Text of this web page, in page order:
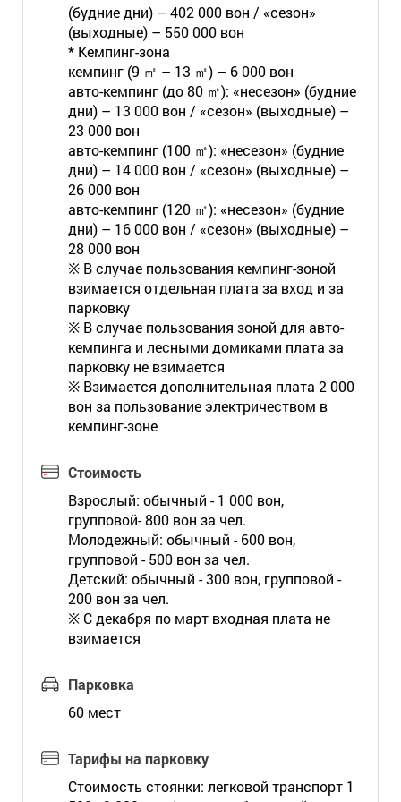
(будние дни) – 402 000 вон / «сезон»
(выходные) – 550 000 вон
* Кемпинг-зона
кемпинг (9 ㎡ – 13 ㎡) – 6 000 вон
авто-кемпинг (до 80 ㎡): «несезон» (будние
дни) – 13 000 вон / «сезон» (выходные) –
23 000 вон
авто-кемпинг (100 ㎡): «несезон» (будние
дни) – 14 000 вон / «сезон» (выходные) –
26 000 вон
авто-кемпинг (120 ㎡): «несезон» (будние
дни) – 16 000 вон / «сезон» (выходные) –
28 000 вон
※ В случае пользования кемпинг-зоной
взимается отдельная плата за вход и за
парковку
※ В случае пользования зоной для авто-
кемпинга и лесными домиками плата за
парковку не взимается
※ Взимается дополнительная плата 2 000
вон за пользование электричеством в
кемпинг-зоне
Стоимость
Взрослый: обычный - 1 000 вон,
групповой- 800 вон за чел.
Молодежный: обычный - 600 вон,
групповой - 500 вон за чел.
Детский: обычный - 300 вон, групповой -
200 вон за чел.
※ С декабря по март входная плата не
взимается
Парковка
60 мест
Тарифы на парковку
Стоимость стоянки: легковой транспорт 1